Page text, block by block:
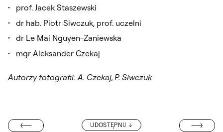
prof. Jacek Staszewski
dr hab. Piotr Siwczuk, prof. uczelni
dr Le Mai Nguyen-Zaniewska
mgr Aleksander Czekaj
Autorzy fotografii: A. Czekaj, P. Siwczuk
UDOSTĘPNIJ
FILIPOWICZA
OBRONY